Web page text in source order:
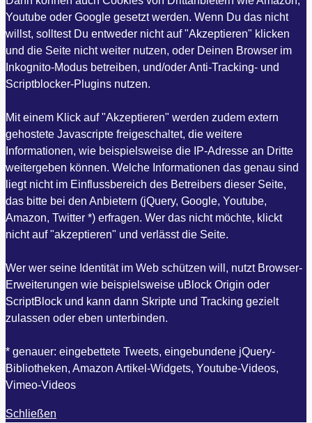
Youtube oder Google gesetzt werden. Wenn Du das nicht
willst, solltest Du entweder nicht auf "Akzeptieren" klicken
und die Seite nicht weiter nutzen, oder Deinen Browser im
Inkognito-Modus betreiben, und/oder Anti-Tracking- und
Scriptblocker-Plugins nutzen.
Mit einem Klick auf "Akzeptieren" werden zudem extern
gehostete Javascripte freigeschaltet, die weitere
Informationen, wie beispielsweise die IP-Adresse an Dritte
weitergeben können. Welche Informationen das genau sind
liegt nicht im Einflussbereich des Betreibers dieser Seite,
das bitte bei den Anbietern (jQuery, Google, Youtube,
Amazon, Twitter *) erfragen. Wer das nicht möchte, klickt
nicht auf "akzeptieren" und verlässt die Seite.
Wer wer seine Identität im Web schützen will, nutzt Browser-
Erweiterungen wie beispielsweise uBlock Origin oder
ScriptBlock und kann dann Skripte und Tracking gezielt
zulassen oder eben unterbinden.
* genauer: eingebettete Tweets, eingebundene jQuery-
Bibliotheken, Amazon Artikel-Widgets, Youtube-Videos,
Vimeo-Videos
Schließen